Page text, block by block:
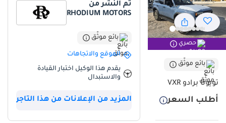
حصري
بائع موثّق
تويوتا برادو VXR
أطلب السعر
تم النشر من
RHODIUM MOTORS
بائع موثّق
الموقع والاتجاهات
يقدم هذا الوكيل اختبار القيادة
والاستبدال
المزيد من الإعلانات من هذا التاجر
أقل معدل استهلاك في فئته
تصنيف السلامة 5 نجوم من NCAP
ملخص
يمثل هذا الطراز الأحدث نقلة نوعية لعلامة السيارات الأسطورية، إذ يجمع
مثاليًا لسكان الإمارات العربية المتحدة. وباعتباره فئة VXR، يوفر هذا الطراز